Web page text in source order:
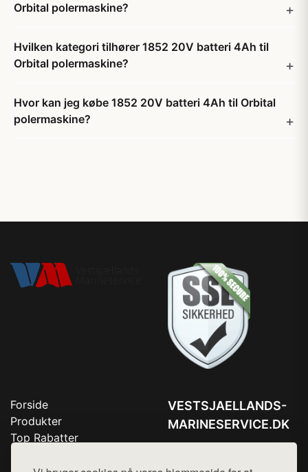
Orbital polermaskine?
Hvilken kategori tilhører 1852 20V batteri 4Ah til
Orbital polermaskine?
Hvor kan jeg købe 1852 20V batteri 4Ah til Orbital
polermaskine?
Forside
Produkter
Top Rabatter
VESTSJAELLANDS-
MARINESERVICE.DK